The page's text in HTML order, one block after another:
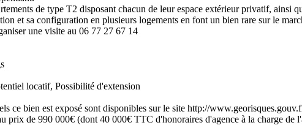
de type T2 disposant chacun de leur espace extérieur privatif, ainsi
et sa configuration en plusieurs logements en font un bien rare sur le
une visite au 06 77 27 67 14
locatif, Possibilité d'extension
ce bien est exposé sont disponibles sur le site http://
prix de 990 000€ (dont 40 000€ TTC d'honoraires d'agence à la charge